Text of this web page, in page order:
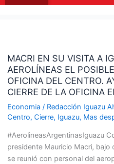
MACRI EN SU VISITA A
AEROLÍNEAS EL
OFICINA DEL CENTRO.
CIERRE DE LA OFICINA
Economia / Redacción Iguazu
Centro, Cierre, Iguazu, Mas
#AerolineasArgentinasIguazu
presidente Mauricio Macri, bajo
se reunió con personal del
SU
VISITA
A
IGUAZU
AVISO
A
AEROLÍNEAS